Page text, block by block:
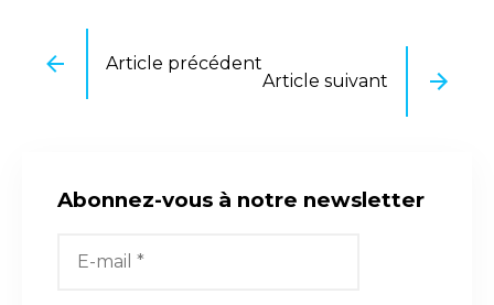
Article précédent
Article suivant
Abonnez-vous à notre newsletter